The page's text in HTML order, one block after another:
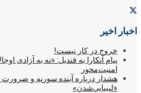
اخبار اخیر
خروج در کار نیست!
پیام آنکارا به قندیل: «نه به آزادی
امنیت‌محور
هشدار درباره آینده سوریه و
«لیبیایی‌شدن»